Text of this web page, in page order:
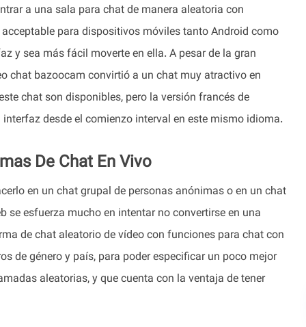
a una sala para chat de manera aleatoria con
para dispositivos móviles tanto Android como
y sea más fácil moverte en ella. A pesar de la gran
chat bazoocam convirtió a un chat muy atractivo en
chat son disponibles, pero la versión francés de
desde el comienzo interval en este mismo idioma.
De Chat En Vivo
en un chat grupal de personas anónimas o en un chat
se esfuerza mucho en intentar no convertirse en una
de chat aleatorio de vídeo con funciones para chat con
de género y país, para poder especificar un poco mejor
aleatorias, y que cuenta con la ventaja de tener